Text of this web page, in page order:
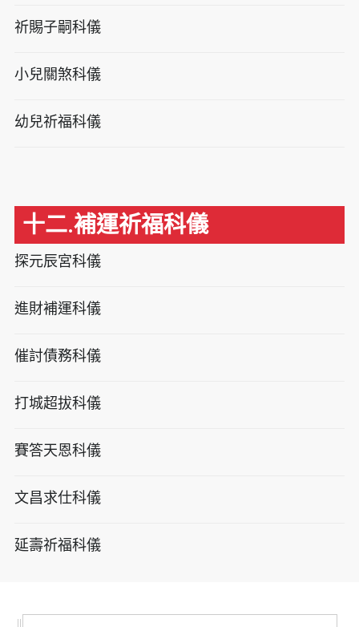
祈賜子嗣科儀
小兒關煞科儀
幼兒祈福科儀
十二.補運祈福科儀
探元辰宮科儀
進財補運科儀
催討債務科儀
打城超拔科儀
賽答天恩科儀
文昌求仕科儀
延壽祈福科儀